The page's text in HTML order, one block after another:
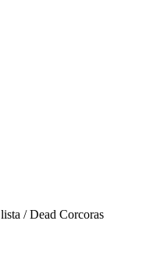
/ Dead Corcoras